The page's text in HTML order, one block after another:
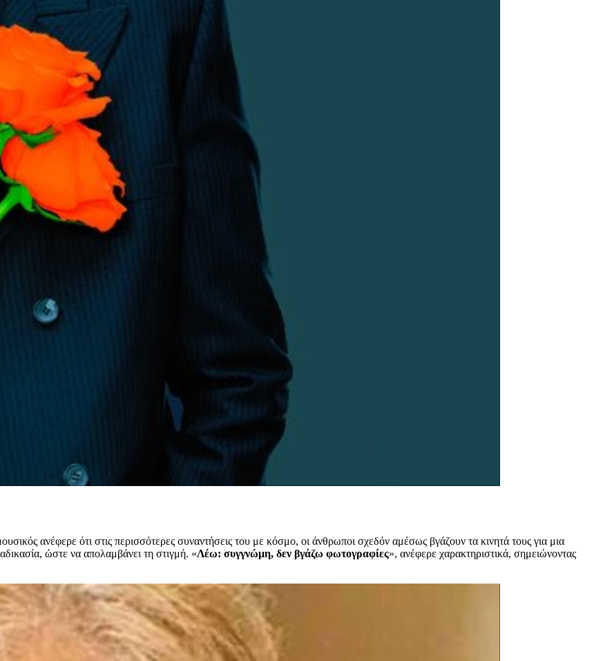
ανέφερε ότι στις περισσότερες συναντήσεις του με κόσμο, οι άνθρωποι σχεδόν αμέσως βγάζουν τα κινητά τους για μια
ώστε να απολαμβάνει τη στιγμή. «Λέω: συγγνώμη, δεν βγάζω φωτογραφίες», ανέφερε χαρακτηριστικά, σημειώνοντας